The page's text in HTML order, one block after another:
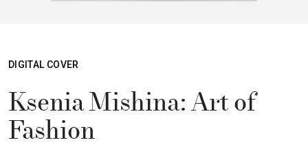
DIGITAL COVER
Ksenia Mishina: Art of
Fashion